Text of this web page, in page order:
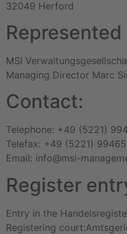
32049 Herford
Represented
MSI
Managing Director Marc
Contact:
Telephone: +49 (5221)
Telefax: +49 (5221)
Email: info@msi-
Register
Entry in the
Registering